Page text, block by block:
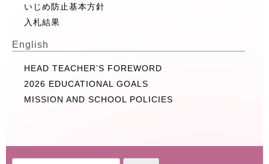
いじめ防止基本方針
入札結果
English
HEAD TEACHER’S FOREWORD
2026 EDUCATIONAL GOALS
MISSION AND SCHOOL POLICIES